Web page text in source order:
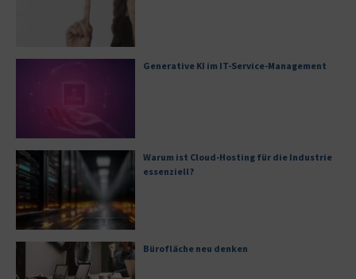
Generative KI im IT-Service-Management
Warum ist Cloud-Hosting für die Industrie
essenziell?
Bürofläche neu denken